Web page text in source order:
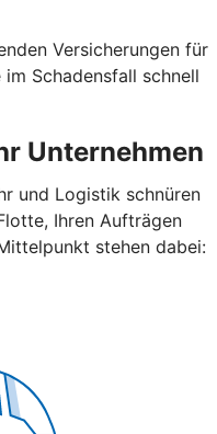
Versicherungen für
Schadensfall schnell
Unternehmen
und Logistik schnüren
Ihren Aufträgen
stehen dabei: